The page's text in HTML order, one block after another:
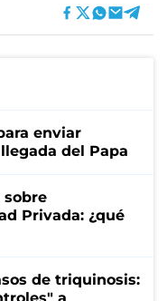
enviar
del Papa
sobre
Privada: ¿qué
de triquinosis: